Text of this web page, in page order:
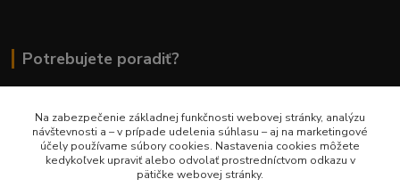
Potrebujete poradiť?
0948 236 042
info@margaretkashop.sk
Na zabezpečenie základnej funkčnosti webovej stránky, analýzu
návštevnosti a – v prípade udelenia súhlasu – aj na marketingové
účely používame súbory cookies. Nastavenia cookies môžete
kedykoľvek upraviť alebo odvolať prostredníctvom odkazu v
pätičke webovej stránky.